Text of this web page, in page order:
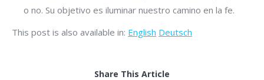
o no. Su objetivo es iluminar nuestro camino en la fe.
This post is also available in: English Deutsch
Share This Article